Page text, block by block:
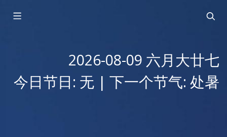
2026-08-09 六月大廿七
今日节日: 无 | 下一个节气: 处暑